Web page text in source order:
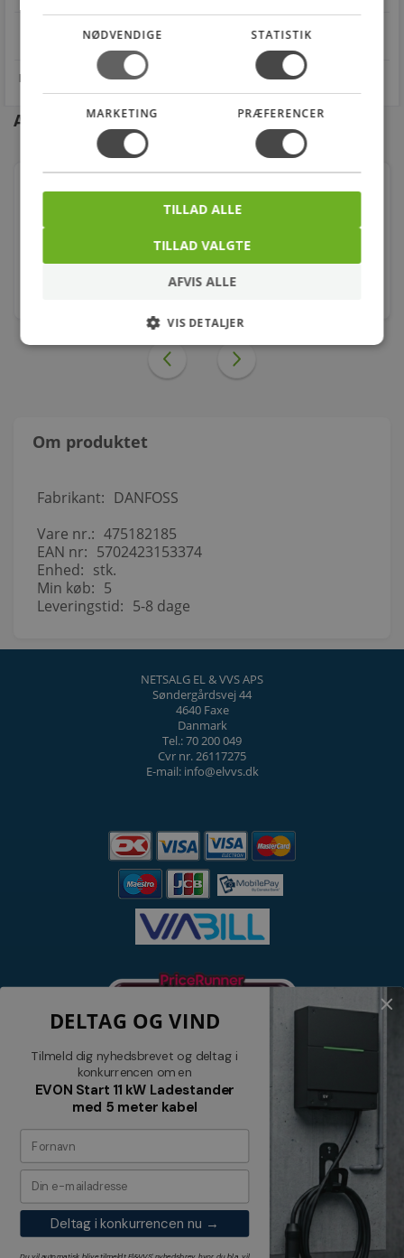
4.1 på Trustpilot 11,691 anmeldelser
Andre kunder købte også
2.137,00 kr.
Om produktet
Fabrikant: DANFOSS
Vare nr.: 475182185
EAN nr: 5702423153374
Enhed: stk.
Min køb: 5
Leveringstid: 5-8 dage
NETSALG EL & VVS APS
Søndergårdsvej 44
4640 Faxe
Danmark
Tel.: 70 200 049
Cvr nr. 26117275
E-mail: info@elvvs.dk
Nyhedsbrev
Tilmeld dig vores nyhedsbrev og
modtag relevante tilbud og nyheder
Tilmeld
NØDVENDIGE STATISTIK
MARKETING PRÆFERENCER
TILLAD VALGTE
TILLAD ALLE
AFVIS ALLE
VIS DETALJER
DELTAG OG VIND
Tilmeld dig nyhedsbrevet og deltag i
konkurrencen om en
EVON Start 11 kW Ladestander
med 5 meter kabel
Deltag i konkurrencen nu →